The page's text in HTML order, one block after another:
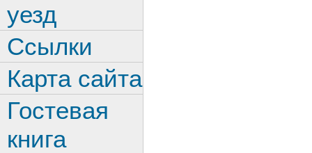
уезд
Ссылки
Карта сайта
Гостевая
книга